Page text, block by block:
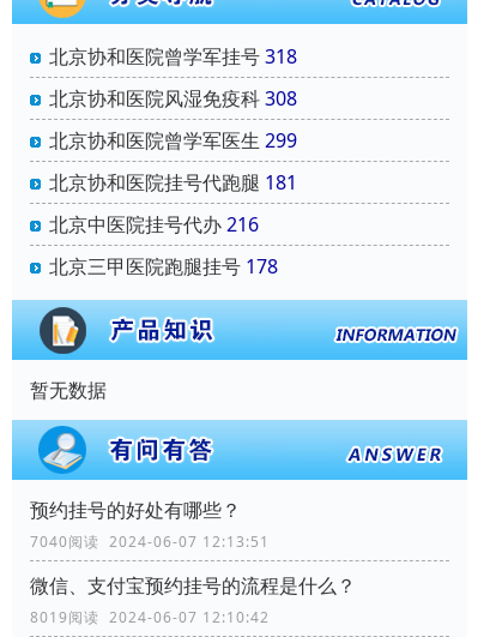
北京协和医院曾学军挂号318
北京协和医院风湿免疫科308
北京协和医院曾学军医生 299
北京协和医院挂号代跑腿 181
北京中医院挂号代办216
北京三甲医院跑腿挂号 178
暂无数据
预约挂号的好处有哪些？
7040阅读 2024-06-07 12:13:51
微信、支付宝预约挂号的流程是什么？
8019阅读 2024-06-07 12:10:42